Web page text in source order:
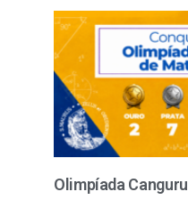
Olimpíada Canguru